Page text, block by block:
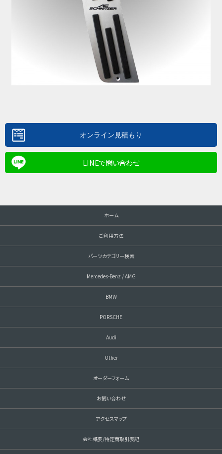
LINEで問い合わせ
ホーム
ご利用方法
パーツカテゴリー検索
Mercedes-Benz / AMG
BMW
PORSCHE
Audi
Other
オーダーフォーム
お問い合わせ
アクセスマップ
会社概要/特定商取引表記